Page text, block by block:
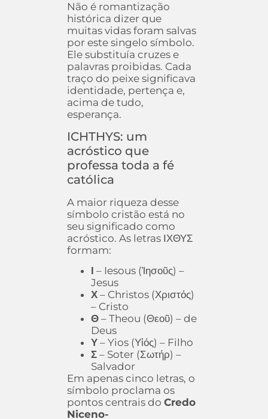
Não é romantização
histórica dizer que
muitas vidas foram salvas
por este singelo símbolo.
Ele substituía cruzes e
palavras proibidas. Cada
traço do peixe significava
identidade, pertença e,
acima de tudo,
esperança.
ICHTHYS: um
acróstico que
professa toda a fé
católica
A maior riqueza desse
símbolo cristão está no
seu significado como
acróstico. As letras ΙΧΘΥΣ
formam:
Ι – Iesous (Ἰησοῦς) –
Jesus
Χ – Christos (Χριστός)
– Cristo
Θ – Theou (Θεοῦ) – de
Deus
Υ – Yios (Υἱός) – Filho
Σ – Soter (Σωτήρ) –
Salvador
Em apenas cinco letras, o
símbolo proclama os
pontos centrais doCredo
Niceno-